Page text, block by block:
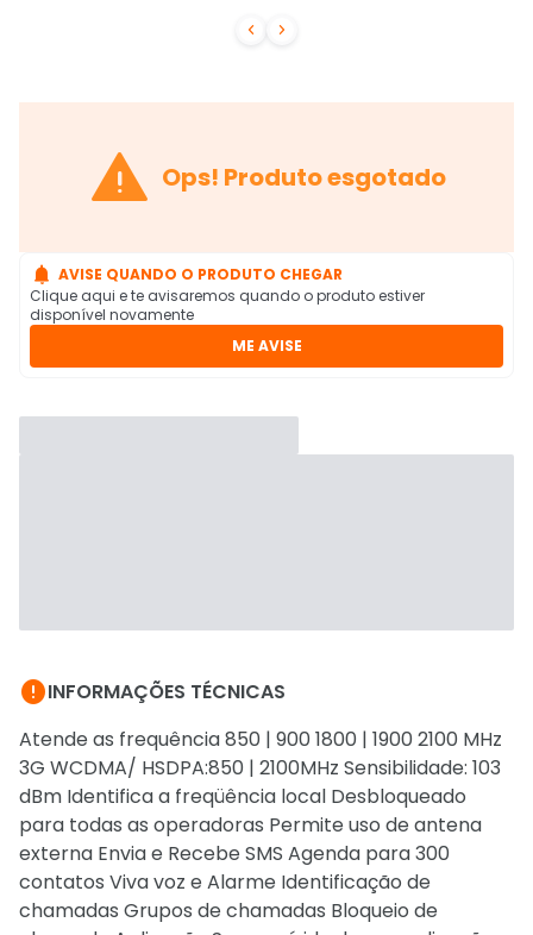
 
 Ops! Produto esgotado
 AVISE QUANDO O PRODUTO CHEGAR
Clique aqui e te avisaremos quando o produto estiver
disponível novamente
ME AVISE
INFORMAÇÕES TÉCNICAS
Atende as frequência 850 | 900 1800 | 1900 2100 MHz
3G WCDMA/ HSDPA:850 | 2100MHz Sensibilidade: 103
dBm Identifica a freqüência local Desbloqueado
para todas as operadoras Permite uso de antena
externa Envia e Recebe SMS Agenda para 300
contatos Viva voz e Alarme Identificação de
chamadas Grupos de chamadas Bloqueio de